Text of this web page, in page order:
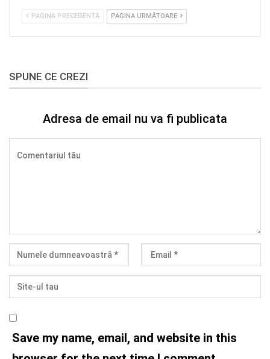
PAGINA PRECEDENTĂ PAGINA URMĂTOARE
SPUNE CE CREZI
Adresa de email nu va fi publicata
Save my name, email, and website in this